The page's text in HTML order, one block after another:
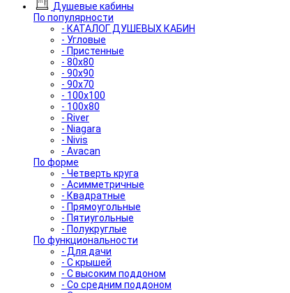
Душевые кабины
По популярности
- КАТАЛОГ ДУШЕВЫХ КАБИН
- Угловые
- Пристенные
- 80x80
- 90x90
- 90x70
- 100x100
- 100x80
- River
- Niagara
- Nivis
- Avacan
По форме
- Четверть круга
- Асимметричные
- Квадратные
- Прямоугольные
- Пятиугольные
- Полукруглые
По функциональности
- Для дачи
- С крышей
- С высоким поддоном
- Со средним поддоном